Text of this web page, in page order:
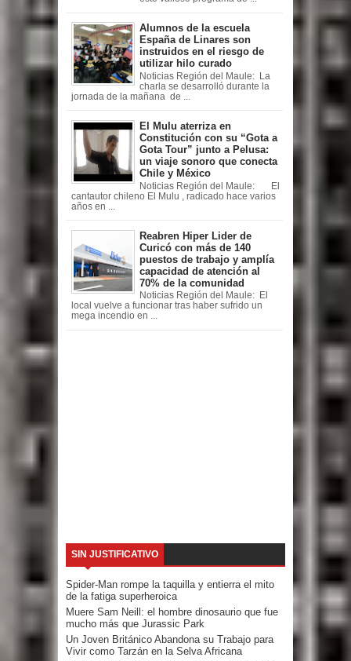
Alumnos de la escuela
España de Linares son
instruidos en el riesgo de
utilizar hilo curado
Noticias Región del Maule: La
charla se desarrolló durante la
jornada de la mañana de ...
El Mulu aterriza en
Constitución con su “Gota a
Gota Tour” junto a Pelusa:
un viaje sonoro que conecta
Chile y México
Noticias Región del Maule: El
cantautor chileno El Mulu , radicado hace varios
años en ...
Reabren Hiper Lider de
Curicó con más de 140
puestos de trabajo y amplía
capacidad de atención al
70% de la comunidad
Noticias Región del Maule: El
local vuelve a funcionar tras haber sufrido un
mega incendio en ...
SIN JUSTIFICATIVO
Spider-Man rompe la taquilla y entierra el mito
de la fatiga superheroica
Muere Sam Neill: el hombre dinosaurio que fue
mucho más que Jurassic Park
Un Joven Británico Abandona su Trabajo para
Vivir como Tarzán en la Selva Africana